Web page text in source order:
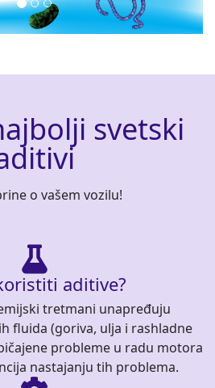
svetski
o vašem vozilu!
aditive?
tretmani unapređuju
fluida (goriva, ulja i rashladne
probleme u radu motora
nastajanju tih problema.